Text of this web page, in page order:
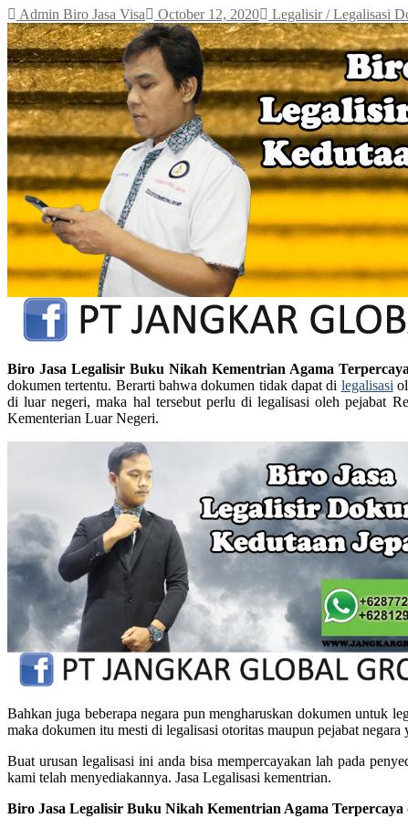
Admin Biro Jasa Visa October 12, 2020 Legalisir / Legalisasi
Biro Jasa Legalisir Buku Nikah Kementrian Agama
dokumen tertentu. Berarti bahwa dokumen tidak dapat di legalisasi
di luar negeri, maka hal tersebut perlu di legalisasi oleh pejabat
Kementerian Luar Negeri.
Bahkan juga beberapa negara pun mengharuskan dokumen untuk
maka dokumen itu mesti di legalisasi otoritas maupun pejabat
Buat urusan legalisasi ini anda bisa mempercayakan lah pada
kami telah menyediakannya. Jasa Legalisasi kementrian.
Biro Jasa Legalisir Buku Nikah Kementrian Agama